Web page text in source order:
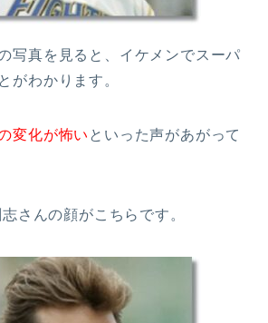
写真を見ると、イケメンでスーパ
がわかります。
変化が怖い といった声があがって
さんの顔がこちらです。